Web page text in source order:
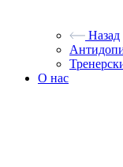
Назад
О нас